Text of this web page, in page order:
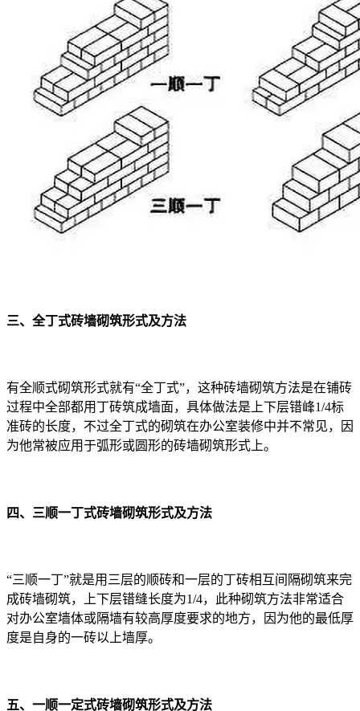
三、全丁式砖墙砌筑形式及方法
有全顺式砌筑形式就有“全丁式”，这种砖墙砌筑方法是在铺砖
过程中全部都用丁砖筑成墙面，具体做法是上下层错峰1/4标
准砖的长度，不过全丁式的砌筑在办公室装修中并不常见，因
为他常被应用于弧形或圆形的砖墙砌筑形式上。
四、三顺一丁式砖墙砌筑形式及方法
“三顺一丁”就是用三层的顺砖和一层的丁砖相互间隔砌筑来完
成砖墙砌筑，上下层错缝长度为1/4，此种砌筑方法非常适合
对办公室墙体或隔墙有较高厚度要求的地方，因为他的最低厚
度是自身的一砖以上墙厚。
五、一顺一定式砖墙砌筑形式及方法